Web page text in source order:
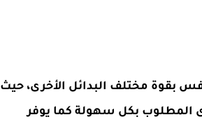
بقوة مختلف البدائل الأخرى، حيث
المطلوب بكل سهولة كما يوفر